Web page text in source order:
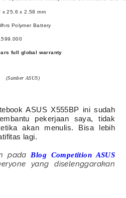
x 25.6 x 2.58 mm
Polymer Battery
full global warranty
ASUS X555BP ini sudah
pekerjaan saya, tidak
akan menulis. Bisa lebih
lagi.
pada Blog Competition ASUS
yang diselenggarakan